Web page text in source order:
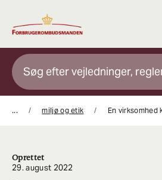
indhold
... miljø og etik
Oprettet
29. august 2022